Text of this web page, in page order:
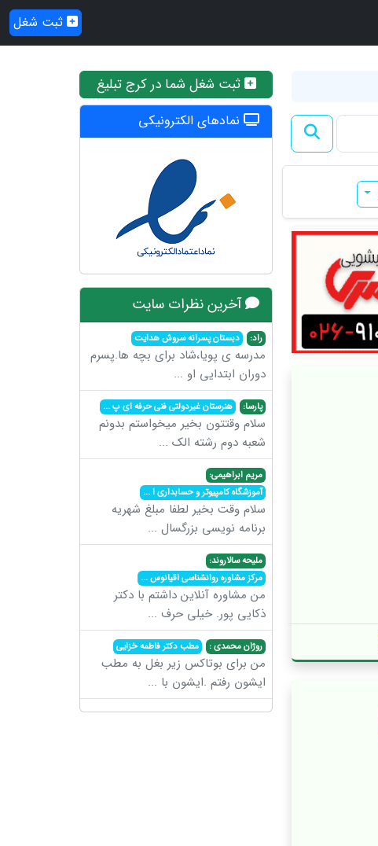
ثبت شغل
ثبت شغل شما در کرج تبلیغ
نمادهای الکترونیکی
آخرین نظرات سایت
راد: دبستان پسرانه سروش هدایت
مدرسه ی پویا،شاد برای بچه ها.پسرم
دوران ابتدایی او ...
پارسا: هنرستان غیردولتی فنی حرفه ای پ...
سلام وقتتون بخیر میخواستم بدونم
شعبه دوم رشته الک ...
مریم ابراهیمی:
آموزشگاه کامپیوتر و حسابداری ا...
سلام وقت بخیر لطفا مبلغ شهریه
برنامه نویسی بزرگسال ...
ملیحه سالاروند:
مرکز مشاوره روانشناسی اقیانوس...
من مشاوره آنلاین داشتم با دکتر
ذکایی پور. خیلی حرف ...
روژان محمدی : مطب دکتر فاطمه خزایی
من برای بوتاکس زیر بغل به مطب
ایشون رفتم .ایشون با ...